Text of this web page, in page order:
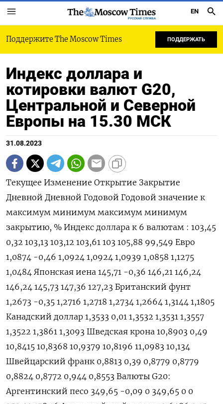
РУССКАЯ СЛУЖБА
EN
Поддержите The Moscow Times ПОДДЕРЖАТЬ
Индекс доллара и
котировки валют G20,
Центральной и Северной
Европы на 15.30 МСК
31.08.2023
Текущее Изменение Открытие Закрытие
Дневной Дневной Годовой Годовой значение к
максимум минимум максимум минимум
закрытию, % Индекс доллара к 6 валютам : 103,45
0,32 103,13 103,12 103,61 103 105,88 99,549 Евро
1,0874 -0,46 1,0924 1,0924 1,0939 1,0858 1,1275
1,0484 Японская иена 145,71 -0,36 146,21 146,24
146,24 145,73 147,36 127,23 Британский фунт
1,2673 -0,35 1,2716 1,2718 1,2734 1,2664 1,3144 1,1805
Канадский доллар 1,3533 0,01 1,3532 1,3531 1,3557
1,3522 1,3861 1,3093 Шведская крона 10,8903 0,49
10,8415 10,8368 10,9379 10,8196 11,0983 10,134
Швейцарский франк 0,8813 0,39 0,8779 0,8779
0,8824 0,8772 0,944 0,8553 Валюты G20:
Аргентинский песо 349,65 -0,09 0 349,65 0 0